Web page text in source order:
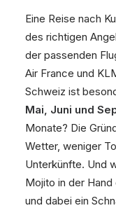
Eine Reise nach
des richtigen
der passenden
Air France und
Schweiz ist
Mai, Juni und
Monate? Die
Wetter, weniger
Unterkünfte. Und
Mojito in der
und dabei ein